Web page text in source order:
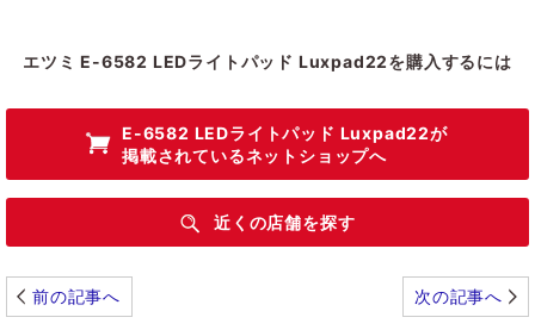
エツミ E-6582 LEDライトパッド Luxpad22を購入するには
E-6582 LEDライトパッド Luxpad22が
掲載されているネットショップへ
近くの店舗を探す
前の記事へ 次の記事へ